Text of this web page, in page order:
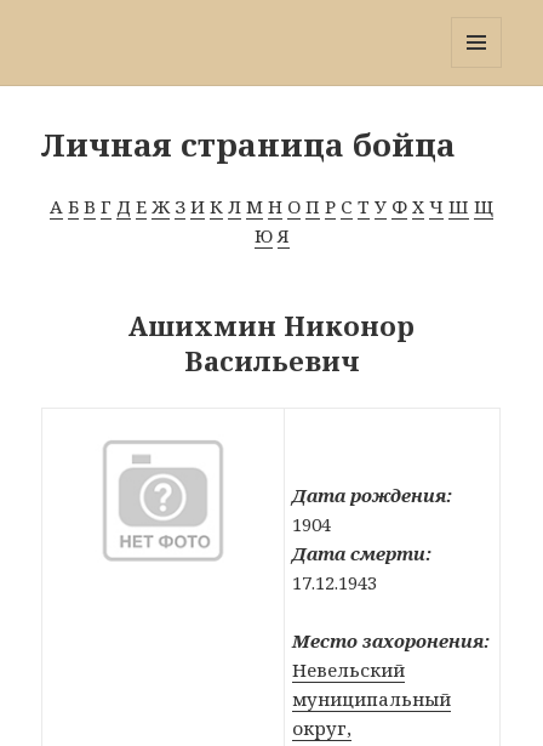
Личная страница бойца
А Б В Г Д Е Ж З И К Л М Н О П Р С Т У Ф Х Ч Ш Щ
Ю Я
Ашихмин Никонор
Васильевич
Дата рождения:
1904
Дата смерти:
17.12.1943
Место захоронения:
Невельский
муниципальный
округ,